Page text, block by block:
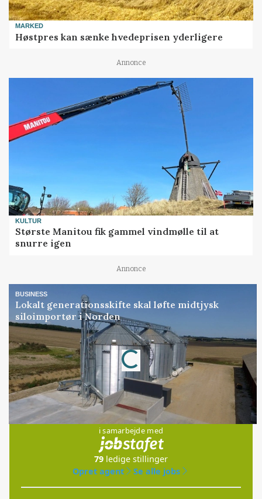
MARKED
Høstpres kan sænke hvedeprisen yderligere
Annonce
KULTUR
Største Manitou fik gammel vindmølle til at
snurre igen
Annonce
BUSINESS
Lokalt generationsskifte skal løfte midtjysk
siloimportør i Norden
Annonce
Loading...
Jobs
i samarbejde med
79 ledige stillinger
Opret agent
Se alle jobs